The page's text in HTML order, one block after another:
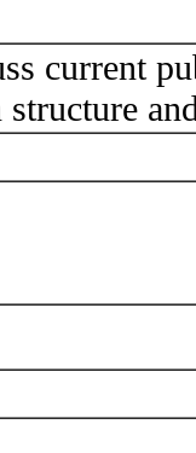
current
structure